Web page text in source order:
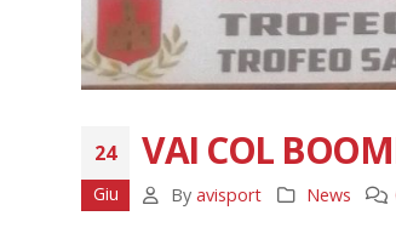
24
Giu
VAI COL
By avisport News